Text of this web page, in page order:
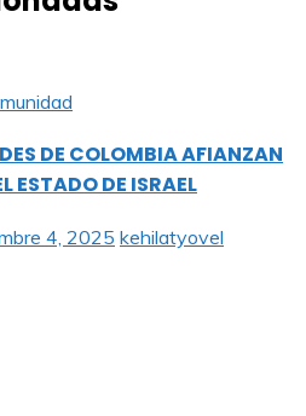
DE COLOMBIA AFIANZAN
ESTADO DE ISRAEL
4, 2025 kehilatyovel